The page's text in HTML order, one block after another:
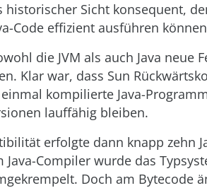
Sicht konsequent,
Code effizient ausführen
die JVM als auch Java neue
Klar war, dass Sun
kompilierte Java-
lauffähig bleiben.
erfolgte dann knapp zehn
Java-Compiler wurde das
Doch am Bytecode